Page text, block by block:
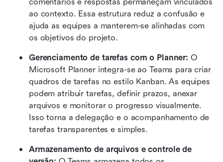
ao contexto. Essa estrutura reduz a confusão e
ajuda as equipes a manterem-se alinhadas com
os objetivos do projeto.
Gerenciamento de tarefas com o Planner: O
Microsoft Planner integra-se ao Teams para criar
quadros de tarefas no estilo Kanban. As equipes
podem atribuir tarefas, definir prazos, anexar
arquivos e monitorar o progresso visualmente.
Isso torna a delegação e o acompanhamento de
tarefas transparentes e simples.
Armazenamento de arquivos e controle de